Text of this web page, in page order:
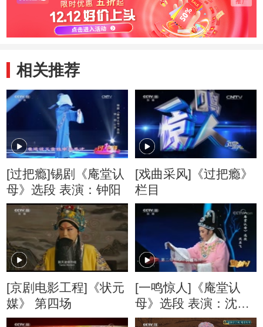
相关推荐
[过把瘾]锡剧《庵堂认
母》选段 表演：钟阳
[戏曲采风]《过把瘾》
栏目
[京剧电影工程]《状元
媒》 第四场
[一鸣惊人]《庵堂认
母》选段 表演：沈亚
飞